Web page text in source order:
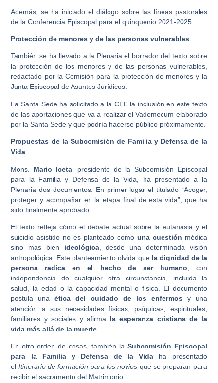
Además, se ha iniciado el diálogo sobre las líneas pastorales
de la Conferencia Episcopal para el quinquenio 2021-2025.
Protección de menores y de las personas vulnerables
También se ha llevado a la Plenaria el borrador del texto sobre
la protección de los menores y de las personas vulnerables,
redactado por la Comisión para la protección de menores y la
Junta Episcopal de Asuntos Jurídicos.
La Santa Sede ha solicitado a la CEE la inclusión en este texto
de las aportaciones que va a realizar el Vademecum elaborado
por la Santa Sede y que podría hacerse público próximamente.
Propuestas de la Subcomisión de Familia y Defensa de la
Vida
Mons. Mario Iceta, presidente de la Subcomisión Episcopal
para la Familia y Defensa de la Vida, ha presentado a la
Plenaria dos documentos. En primer lugar el titulado “Acoger,
proteger y acompañar en la etapa final de esta vida”, que ha
sido finalmente aprobado.
El texto refleja cómo el debate actual sobre la eutanasia y el
suicidio asistido no es planteado como una cuestión médica
sino más bien ideológica, desde una determinada visión
antropológica. Este planteamiento olvida que la dignidad de la
persona radica en el hecho de ser humano , con
independencia de cualquier otra circunstancia, incluida la
salud, la edad o la capacidad mental o física. El documento
postula unaética del cuidado de los enfermos y una
atención a sus necesidades físicas, psíquicas, espirituales,
familiares y sociales y afirma la esperanza cristiana de la
vida más allá de la muerte.
En otro orden de cosas, también la Subcomisión Episcopal
para la Familia y Defensa de la Vida ha presentado
el Itinerario de formación para los novios que se preparan para
recibir el sacramento del Matrimonio.